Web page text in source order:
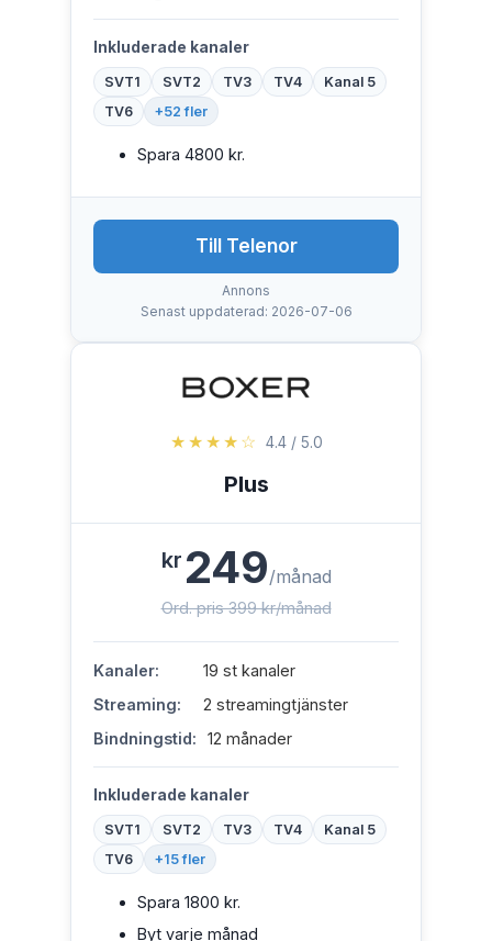
Inkluderade kanaler
SVT1 SVT2 TV3 TV4
Kanal 5
TV6
+52 fler
Spara 4800 kr.
Till Telenor
Annons
Senast uppdaterad: 2026-07-06
★★★★☆ 4.4 / 5.0
Plus
kr 249/månad
Ord. pris 399 kr/månad
Kanaler:
19 st kanaler
Streaming:
2 streamingtjänster
Bindningstid:
12 månader
Inkluderade kanaler
SVT1 SVT2 TV3 TV4
Kanal 5
TV6
+15 fler
Spara 1800 kr.
Byt varje månad